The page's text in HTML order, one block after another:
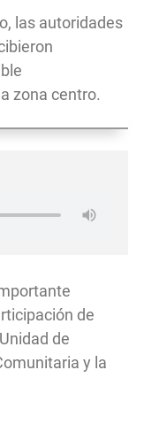
las autoridades
zona centro.
de
de
y la